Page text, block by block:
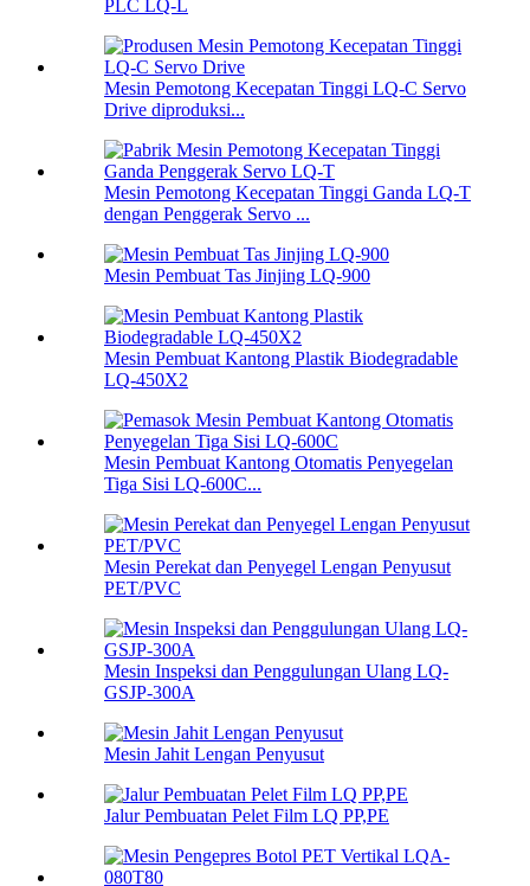
PLC LQ-L
Mesin Pemotong Kecepatan Tinggi LQ-C Servo
Drive diproduksi...
Mesin Pemotong Kecepatan Tinggi Ganda LQ-T
dengan Penggerak Servo ...
Mesin Pembuat Tas Jinjing LQ-900
Mesin Pembuat Kantong Plastik Biodegradable
LQ-450X2
Mesin Pembuat Kantong Otomatis Penyegelan
Tiga Sisi LQ-600C...
Mesin Perekat dan Penyegel Lengan Penyusut
PET/PVC
Mesin Inspeksi dan Penggulungan Ulang LQ-
GSJP-300A
Mesin Jahit Lengan Penyusut
Jalur Pembuatan Pelet Film LQ PP,PE